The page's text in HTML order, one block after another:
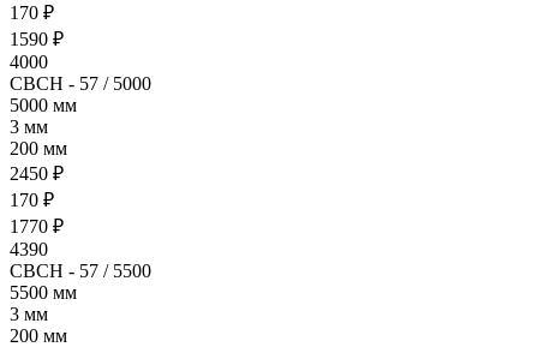
170 ₽
1590 ₽
4000
СВСН - 57 / 5000
5000 мм
3 мм
200 мм
2450 ₽
170 ₽
1770 ₽
4390
СВСН - 57 / 5500
5500 мм
3 мм
200 мм